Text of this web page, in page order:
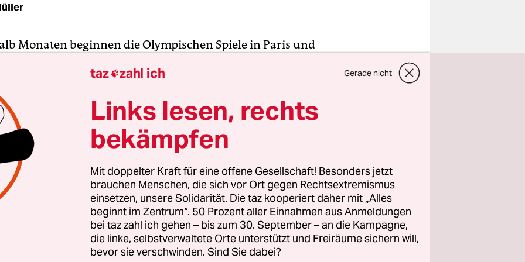
Monaten beginnen die Olympischen Spiele in Paris und
(Die Kehrseite der Medaille), bestehend aus über 90
hat am 3. Juni einen Bericht veröffentlicht, aus
dass die Zwangsräumungen von Camps und die
von Menschen aus dem Großraum Paris im vergangenen
zugenommen haben. Besonders betroffen sind
Obdachlose, Drogenabhängige und Sexarbeitende.
sie mit Bussen in andere Regionen gefahren.Der
„sozialen Säuberung“vor dem Start der Olympischen
größer.
waren in den letzten zwölf Monaten über 12.545
taz zahl ich Gerade nicht
Links lesen, rechts
bekämpfen
Mit doppelter Kraft für eine offene Gesellschaft! Besonders jetzt
brauchen Menschen, die sich vor Ort gegen Rechtsextremismus
einsetzen, unsere Solidarität. Die taz kooperiert daher mit „Alles
beginnt im Zentrum“. 50 Prozent aller Einnahmen aus Anmeldungen
bei taz zahl ich gehen – bis zum 30. September – an die Kampagne,
die linke, selbstverwaltete Orte unterstützt und Freiräume sichern will,
bevor sie verschwinden. Sind Sie dabei?